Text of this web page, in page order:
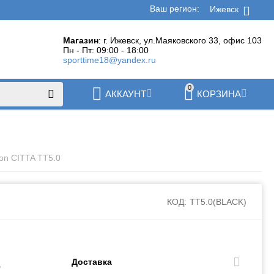
Ижевск
Ваш регион:
Магазин: г. Ижевск, ул.Маяковского 33, офис 103
Пн - Пт: 09:00 - 18:00
sporttime18@yandex.ru
0
КОРЗИНА
АККАУНТ
CITTA TT5.0
КОД: TT5.0(BLACK)
Доставка